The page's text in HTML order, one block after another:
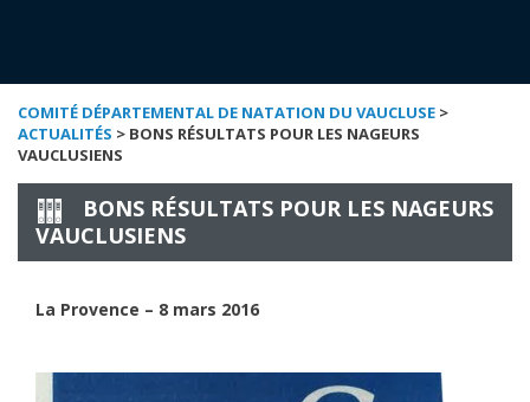
COMITÉ DÉPARTEMENTAL DE NATATION DU VAUCLUSE >
ACTUALITÉS > BONS RÉSULTATS POUR LES NAGEURS
VAUCLUSIENS
BONS RÉSULTATS POUR LES NAGEURS
VAUCLUSIENS
La Provence – 8 mars 2016